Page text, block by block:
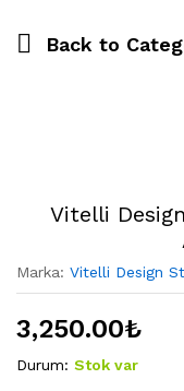
Back to
Vitelli
Marka: Vitelli Design
3,250.00₺
Durum: Stok var